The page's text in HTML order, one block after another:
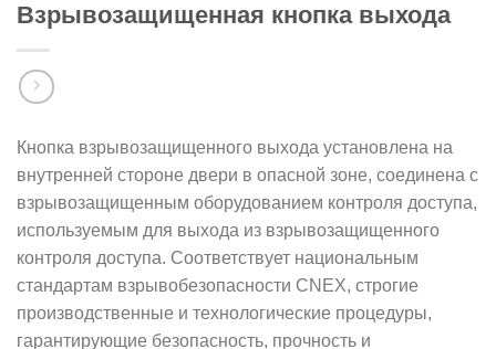
Взрывозащищенная кнопка выхода
Кнопка взрывозащищенного выхода установлена ​​на
внутренней стороне двери в опасной зоне, соединена с
взрывозащищенным оборудованием контроля доступа,
используемым для выхода из взрывозащищенного
контроля доступа. Соответствует национальным
стандартам взрывобезопасности CNEX, строгие
производственные и технологические процедуры,
гарантирующие безопасность, прочность и